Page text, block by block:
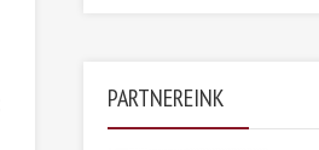
PARTNEREINK